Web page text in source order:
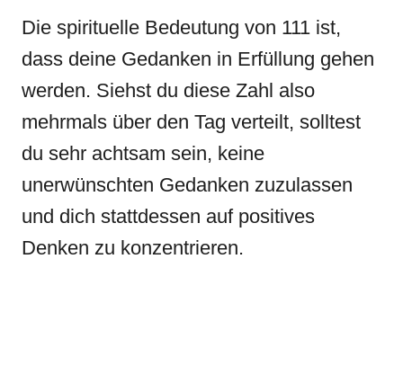
Die spirituelle Bedeutung von 111 ist,
dass deine Gedanken in Erfüllung gehen
werden. Siehst du diese Zahl also
mehrmals über den Tag verteilt, solltest
du sehr achtsam sein, keine
unerwünschten Gedanken zuzulassen
und dich stattdessen auf positives
Denken zu konzentrieren.